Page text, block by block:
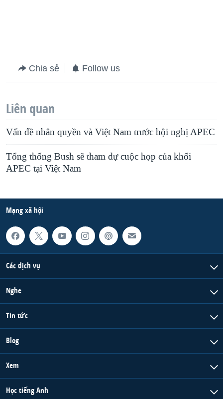
Chia sẻ Follow us
Liên quan
Vấn đề nhân quyền và Việt Nam trước hội nghị APEC
Tổng thống Bush sẽ tham dự cuộc họp của khối
APEC tại Việt Nam
Mạng xã hội
Các dịch vụ
Nghe
Tin tức
Blog
Xem
Học tiếng Anh